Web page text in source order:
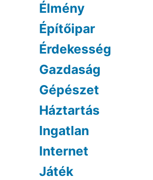
Élmény
Építőipar
Érdekesség
Gazdaság
Gépészet
Háztartás
Ingatlan
Internet
Játék